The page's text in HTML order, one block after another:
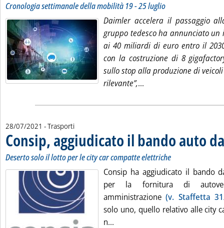
Cronologia settimanale della mobilità 19 - 25 luglio
Daimler accelera il passaggio
gruppo tedesco ha annunciato un
ai 40 miliardi di euro entro il
con la costruzione di 8
sullo stop alla produzione di
rilevante”,...
28/07/2021 - Trasporti
Consip, aggiudicato il bando auto
Deserto solo il lotto per le city car compatte elettriche
Consip ha aggiudicato il bando
per la fornitura di
amministrazione(v. Staffetta
solo uno, quello relativo alle city
n...